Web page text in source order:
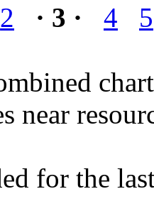
2 · 3 · 4 5
near
for the